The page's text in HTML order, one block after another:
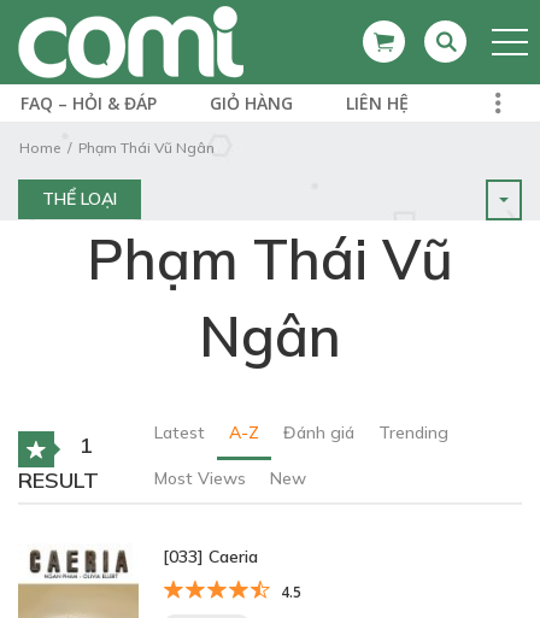
FAQ – HỎI & ĐÁP GIỎ HÀNG LIÊN HỆ
Home Phạm Thái Vũ Ngân
THỂ LOẠI
Phạm Thái Vũ
Ngân
1
RESULT
Latest A-Z Đánh giá Trending
Most Views New
[033] Caeria
4.5